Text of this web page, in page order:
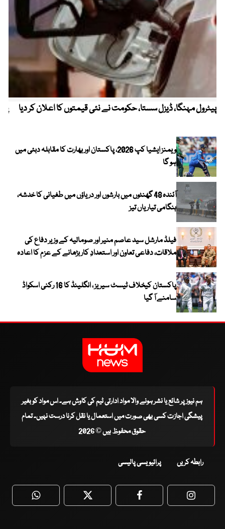
پیٹرول مہنگا، ڈیزل سستا، حکومت نے نئی قیمتوں کا اعلان کر دیا
ویمنز ایشیا کپ 2026، پاکستان اور بھارت کا مقابلہ دبئی میں
ہو گا
آئندہ 48 گھنٹوں میں بارشوں اور دریاؤں میں طغیانی کا خدشہ،
ہنگامی تیاریاں تیز
فیلڈ مارشل سید عاصم منیر اور صومالیہ کے وزیر دفاع کی
ملاقات، دفاعی تعاون اور استعدادِ کار بڑھانے کے عزم کا اعادہ
پاکستان کیخلاف ٹیسٹ سیریز ، انگلینڈ کا 16 رکنی اسکواڈ
سامنے آ گیا
ہم نیوز پر شائع یا نشر ہونے والا مواد ادارتی ٹیم کی کاوش ہے۔ اس مواد کو بغیر
پیشگی اجازت کسی بھی صورت میں استعمال یا نقل کرنا درست نہیں۔ تمام
حقوق محفوظ ہیں © 2026
رابطہ کریں پرائیویسی پالیسی
WhatsApp Twitter Facebook